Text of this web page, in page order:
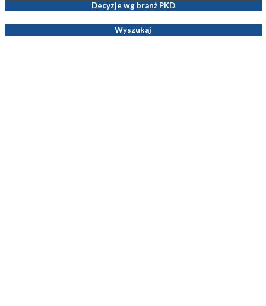
Decyzje wg branż PKD
Wyszukaj